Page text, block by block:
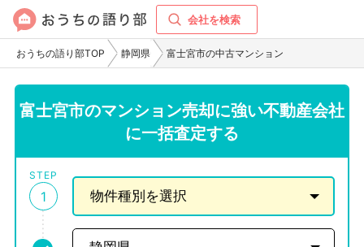
会社を検索
おうちの語り部TOP 静岡県 富士宮市の中古マンション
富士宮市のマンション売却に強い不動産会社
に一括査定する
STEP
1